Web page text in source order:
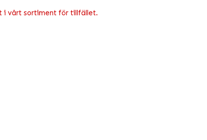
i vårt sortiment för tillfället.